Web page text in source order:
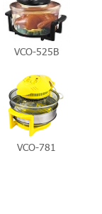
VCO-525B
VCO-781